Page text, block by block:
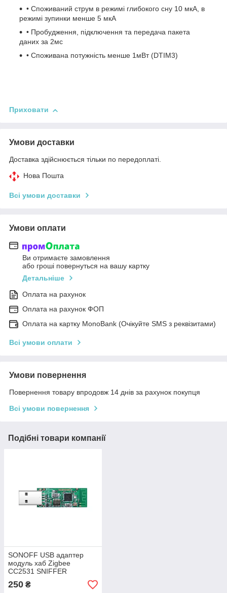
• Споживаний струм в режимі глибокого сну 10 мкА, в
режимі зупинки менше 5 мкА
• Пробудження, підключення та передача пакета
даних за 2мс
• Споживана потужність менше 1мВт (DTIM3)
Приховати
Умови доставки
Доставка здійснюється тільки по передоплаті.
Нова Пошта
Всі умови доставки
Умови оплати
Ви отримаєте замовлення
або гроші повернуться на вашу картку
Детальніше
Оплата на рахунок
Оплата на рахунок ФОП
Оплата на картку MonoBank (Очікуйте SMS з реквізитами)
Всі умови оплати
Умови повернення
Повернення товару впродовж 14 днів за рахунок покупця
Всі умови повернення
Подібні товари компанії
SONOFF USB адаптер
модуль хаб Zigbee
CC2531 SNIFFER
250 ₴